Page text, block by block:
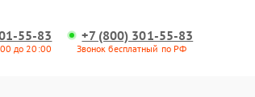
55-83
до 20:00
+7 (800) 301-55-83
Звонок бесплатный по РФ